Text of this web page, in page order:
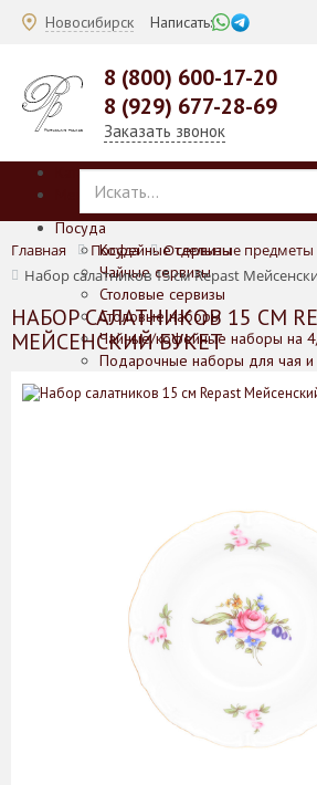
Новосибирск Написать:
8 (800) 600-17-20
8 (929) 677-28-69
Заказать звонок
Каталог
Посуда
Кофейные сервизы
Чайные сервизы
Столовые сервизы
Столовые наборы
Чайные/кофейные наборы на
Подарочные наборы для чая
Отдельные предметы
Баночки для печенья/
Кофейные пары
Кружки
Масленки
Молочники
Наборы для специй
Розетки
Салфетницы
Сахарницы
Соусники
Главная Посуда Отдельные предметы
Набор салатников 15 см Repast
НАБОР САЛАТНИКОВ 15 СМ
МЕЙСЕНСКИЙ БУКЕТ